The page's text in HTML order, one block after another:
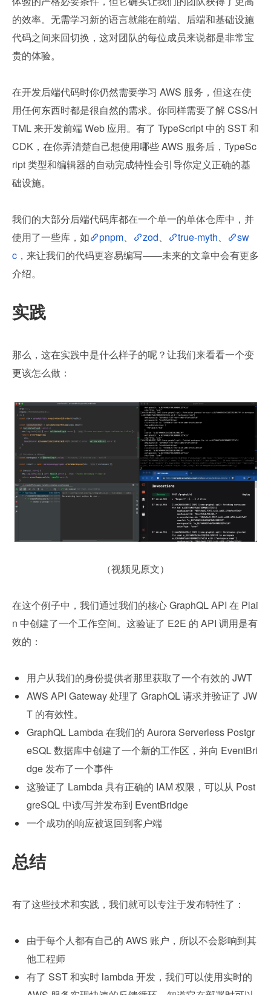
的效率。无需学习新的语言就能在前端、后端和基础设施
代码之间来回切换，这对团队的每位成员来说都是非常宝
贵的体验。
在开发后端代码时你仍然需要学习 AWS 服务，但这在使
用任何东西时都是很自然的需求。你同样需要了解 CSS/H
TML 来开发前端 Web 应用。有了 TypeScript 中的 SST 和
CDK，在你弄清楚自己想使用哪些 AWS 服务后，TypeSc
ript 类型和编辑器的自动完成特性会引导你定义正确的基
础设施。
我们的大部分后端代码库都在一个单一的单体仓库中，并
使用了一些库，如
pnpm、 zod、 true-myth、
sw
c ，来让我们的代码更容易编写——未来的文章中会有更多
介绍。
实践
那么，这在实践中是什么样子的呢？让我们来看看一个变
更该怎么做：
（视频见原文）
在这个例子中，我们通过我们的核心 GraphQL API 在 Plai
n 中创建了一个工作空间。这验证了 E2E 的 API 调用是有
效的：
用户从我们的身份提供者那里获取了一个有效的 JWT
AWS API Gateway 处理了 GraphQL 请求并验证了 JW
T 的有效性。
GraphQL Lambda 在我们的 Aurora Serverless Postgr
eSQL 数据库中创建了一个新的工作区，并向 EventBri
dge 发布了一个事件
这验证了 Lambda 具有正确的 IAM 权限，可以从 Post
greSQL 中读/写并发布到 EventBridge
一个成功的响应被返回到客户端
总结
有了这些技术和实践，我们就可以专注于发布特性了：
由于每个人都有自己的 AWS 账户，所以不会影响到其
他工程师
有了 SST 和实时 lambda 开发，我们可以使用实时的